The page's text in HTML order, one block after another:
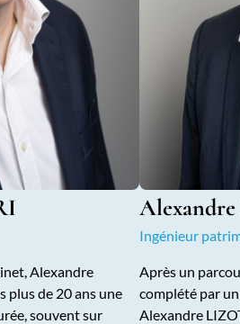
Alexandre
plus de 20 ans une
souvent sur
Ingénieur
Après un
complété par
Alexandre